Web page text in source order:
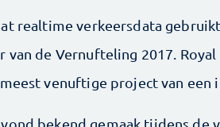
realtime verkeersdata
de Vernufteling 2017. Royal
venuftige project van een
bekend gemaak tijdens de